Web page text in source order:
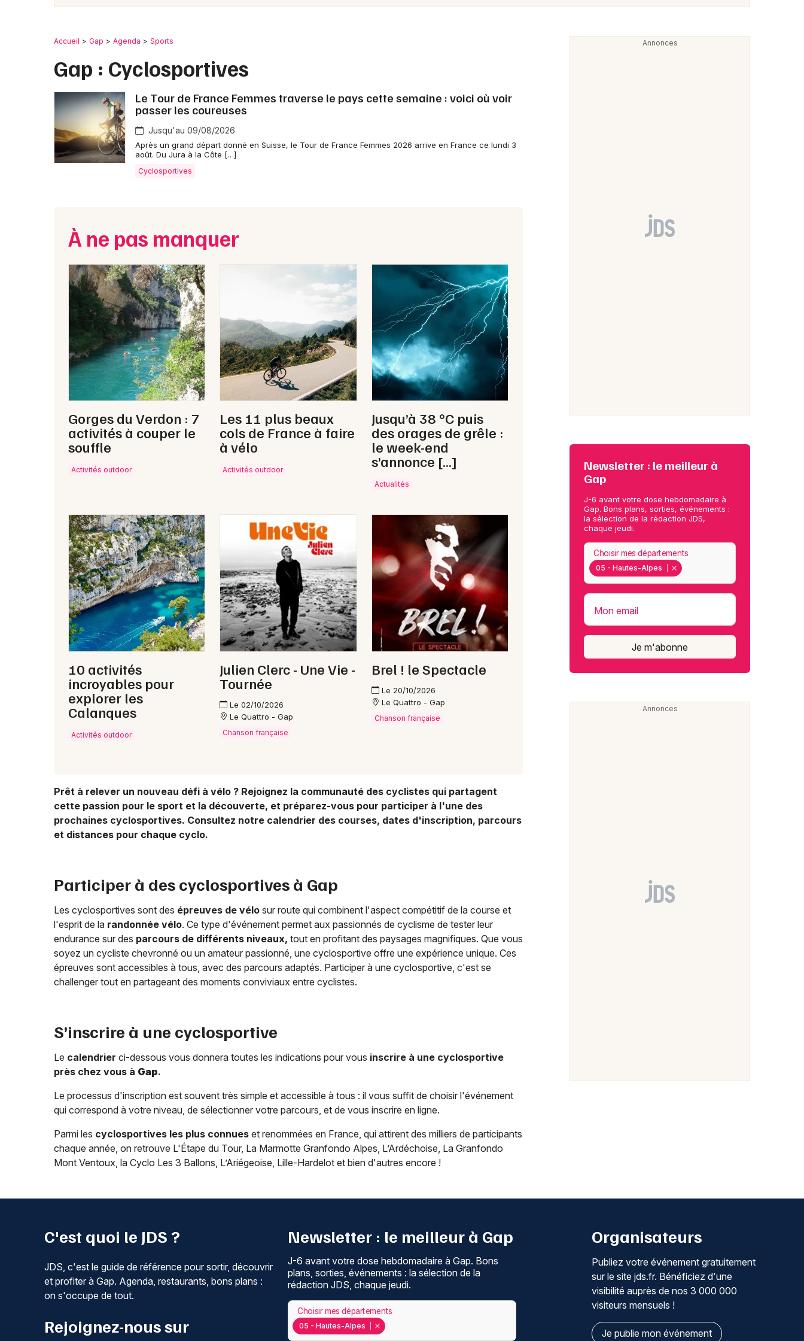
Expos
Newsletter des sorties
Artistes en tournée
Actus à Gap
05 - Hautes-Alpes
Choisir mes départements
Mon email
Je m'abonne
Mulhouse
Paris
Accueil Gap Agenda Sports
Gap : Cyclosportives
Le Tour de France Femmes traverse le pays cette semaine : voici où voir
passer les coureuses
Jusqu'au 09/08/2026
Après un grand départ donné en Suisse, le Tour de France Femmes 2026 arrive en France ce lundi 3
août. Du Jura à la Côte […]
Cyclosportives
À ne pas manquer
Gorges du Verdon : 7
activités à couper le
souffle
Activités outdoor
Les 11 plus beaux
cols de France à faire
à vélo
Activités outdoor
Jusqu’à 38 °C puis
des orages de grêle :
le week-end
s’annonce […]
Actualités
10 activités
incroyables pour
explorer les
Calanques
Activités outdoor
Julien Clerc - Une Vie -
Tournée
Le 02/10/2026
Le Quattro - Gap
Chanson française
Brel ! le Spectacle
Le 20/10/2026
Le Quattro - Gap
Chanson française
Prêt à relever un nouveau défi à vélo ? Rejoignez la communauté des cyclistes qui partagent
cette passion pour le sport et la découverte, et préparez-vous pour participer à l'une des
prochaines cyclosportives. Consultez notre calendrier des courses, dates d'inscription, parcours
et distances pour chaque cyclo.
Participer à des cyclosportives à Gap
Les cyclosportives sont des épreuves de vélo sur route qui combinent l'aspect compétitif de la course et
l'esprit de la randonnée vélo. Ce type d'événement permet aux passionnés de cyclisme de tester leur
endurance sur des parcours de différents niveaux, tout en profitant des paysages magnifiques. Que vous
soyez un cycliste chevronné ou un amateur passionné, une cyclosportive offre une expérience unique. Ces
épreuves sont accessibles à tous, avec des parcours adaptés. Participer à une cyclosportive, c'est se
challenger tout en partageant des moments conviviaux entre cyclistes.
S’inscrire à une cyclosportive
Le calendrier ci-dessous vous donnera toutes les indications pour vous inscrire à une cyclosportive
près chez vous à Gap.
Le processus d'inscription est souvent très simple et accessible à tous : il vous suffit de choisir l'événement
qui correspond à votre niveau, de sélectionner votre parcours, et de vous inscrire en ligne.
Parmi les cyclosportives les plus connues et renommées en France, qui attirent des milliers de participants
chaque année, on retrouve L'Étape du Tour, La Marmotte Granfondo Alpes, L’Ardéchoise, La Granfondo
Mont Ventoux, la Cyclo Les 3 Ballons, L’Ariégeoise, Lille-Hardelot et bien d'autres encore !
Newsletter : le meilleur à
Gap
J-6 avant votre dose hebdomadaire à
Gap. Bons plans, sorties, événements :
la sélection de la rédaction JDS,
chaque jeudi.
05 - Hautes-Alpes
Choisir mes départements
Mon email
Je m'abonne
C'est quoi le JDS ?
JDS, c'est le guide de référence pour sortir, découvrir
et profiter à Gap. Agenda, restaurants, bons plans :
on s'occupe de tout.
Rejoignez-nous sur
Newsletter : le meilleur à Gap
J-6 avant votre dose hebdomadaire à Gap. Bons
plans, sorties, événements : la sélection de la
rédaction JDS, chaque jeudi.
05 - Hautes-Alpes
Choisir mes départements
Organisateurs
Publiez votre événement gratuitement
sur le site jds.fr. Bénéficiez d'une
visibilité auprès de nos 3 000 000
visiteurs mensuels !
Je publie mon événement